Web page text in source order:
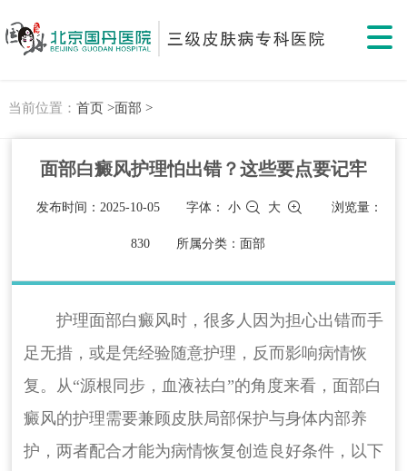
当前位置： 首页 >面部 >
面部白癜风护理怕出错？这些要点要记牢​
发布时间：2025-10-05 字体：小 大 浏览量：
830 所属分类：面部
护理面部白癜风时，很多人因为担心出错而手
足无措，或是凭经验随意护理，反而影响病情恢
复。从“源根同步，血液祛白”的角度来看，面部白
癜风的护理需要兼顾皮肤局部保护与身体内部养
护，两者配合才能为病情恢复创造良好条件，以下